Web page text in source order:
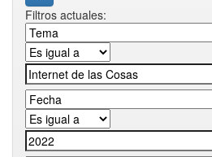
Filtros actuales: